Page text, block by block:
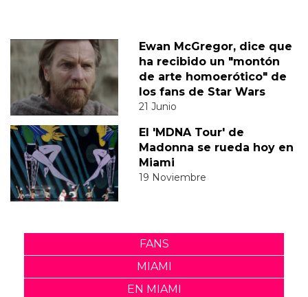
Ewan McGregor, dice que
ha recibido un "montón
de arte homoerótico" de
los fans de Star Wars
21 Junio
El 'MDNA Tour' de
Madonna se rueda hoy en
Miami
19 Noviembre
FANS
MIAMI
EN MIAMI